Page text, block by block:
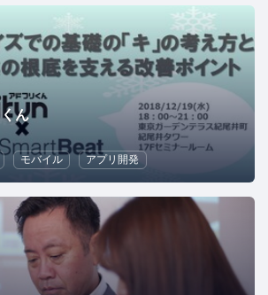
ん
モバイル アプリ開発